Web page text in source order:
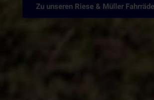
Zu unseren Riese & Müller